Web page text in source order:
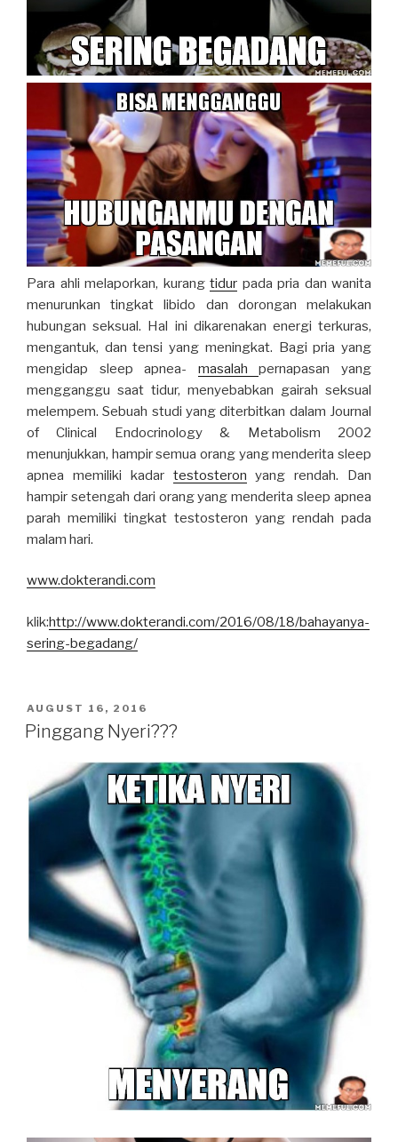
Para ahli melaporkan, kurang tidur pada pria dan wanita
menurunkan tingkat libido dan dorongan melakukan
hubungan seksual. Hal ini dikarenakan energi terkuras,
mengantuk, dan tensi yang meningkat. Bagi pria yang
mengidap sleep apnea- masalahpernapasan yang
mengganggu saat tidur, menyebabkan gairah seksual
melempem. Sebuah studi yang diterbitkan dalam Journal
of Clinical Endocrinology & Metabolism 2002
menunjukkan, hampir semua orang yang menderita sleep
apnea memiliki kadar testosteron yang rendah. Dan
hampir setengah dari orang yang menderita sleep apnea
parah memiliki tingkat testosteron yang rendah pada
malam hari.
www.dokterandi.com
klik:http://www.dokterandi.com/2016/08/18/bahayanya-
sering-begadang/
POSTED
ON
AUGUST 16, 2016
Pinggang Nyeri???